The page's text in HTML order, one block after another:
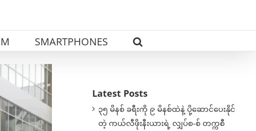
SMARTPHONES
Latest Posts
၃၅ မိနစ် ခရီးကို ၉ မိနစ်ထဲနဲ့ ပို့ဆောင်ပေးနိုင်
တဲ့ ကယ်လီဖိုးနီးယားရဲ့ လျှပ်စ-စ် တက္ကစီ